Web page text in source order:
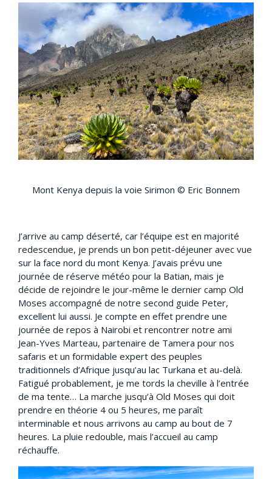
Mont Kenya depuis la voie Sirimon © Eric Bonnem
J’arrive au camp déserté, car l’équipe est en majorité
redescendue, je prends un bon petit-déjeuner avec vue
sur la face nord du mont Kenya. J’avais prévu une
journée de réserve météo pour la Batian, mais je
décide de rejoindre le jour-même le dernier camp Old
Moses accompagné de notre second guide Peter,
excellent lui aussi. Je compte en effet prendre une
journée de repos à Nairobi et rencontrer notre ami
Jean-Yves Marteau, partenaire de Tamera pour nos
safaris et un formidable expert des peuples
traditionnels d’Afrique jusqu’au lac Turkana et au-delà.
Fatigué probablement, je me tords la cheville à l’entrée
de ma tente… La marche jusqu’à Old Moses qui doit
prendre en théorie 4 ou 5 heures, me paraît
interminable et nous arrivons au camp au bout de 7
heures. La pluie redouble, mais l’accueil au camp
réchauffe.